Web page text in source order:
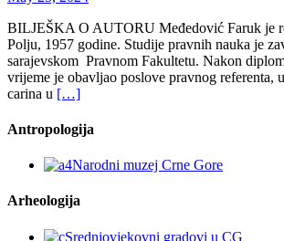
BILJEŠKA O AUTORU Međedović Faruk je
Polju, 1957 godine. Studije pravnih nauka je
sarajevskom Pravnom Fakultetu. Nakon
vrijeme je obavljao poslove pravnog referenta,
carina u […]
Antropologija
Arheologija